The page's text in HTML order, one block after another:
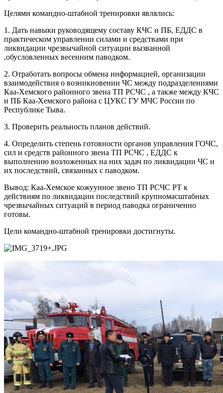
Целями командно-штабной тренировки являлись:
1. Дать навыки руководящему составу КЧС и ПБ, ЕДДС в
практическом управлении силами и средствами при
ликвидации чрезвычайной ситуации вызванной
,обусловленных весенним паводком.
2. Отработать вопросы обмена информацией, организации
взаимодействия о возникновении ЧС между подразделениями
Каа-Хемского районного звена ТП РСЧС , а также между КЧС
и ПБ Каа-Хемского района с ЦУКС ГУ МЧС России по
Республике Тыва.
3. Проверить реальность планов действий.
4. Определить степень готовности органов управления ГОЧС,
сил и средств районного звена ТП РСЧС , ЕДДС к
выполнению возложенных на них задач по ликвидации ЧС и
их последствий, связанных с паводком.
Вывод: Каа-Хемское кожуунное звено ТП РСЧС РТ к
действиям по ликвидации последствий крупномасштабных
чрезвычайных ситуаций в период паводка ограниченно
готовы.
Цели командно-штабной тренировки достигнуты.